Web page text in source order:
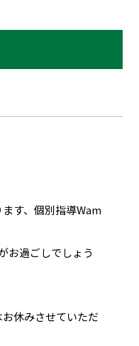
す、個別指導Wam
お過ごしでしょう
休みさせていただ